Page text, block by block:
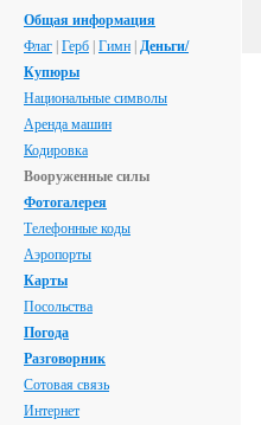
Общая информация
Флаг Герб Гимн Деньги/
Купюры
Национальные символы
Аренда машин
Кодировка
Вооруженные силы
Фотогалерея
Телефонные коды
Аэропорты
Карты
Посольства
Погода
Разговорник
Сотовая связь
Интернет